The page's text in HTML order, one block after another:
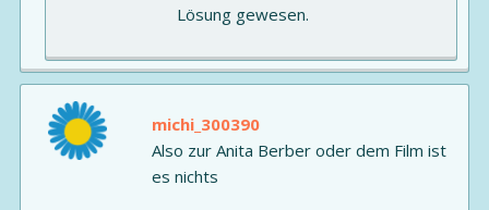
Lösung gewesen.
michi_300390
Also zur Anita Berber oder dem Film ist
es nichts